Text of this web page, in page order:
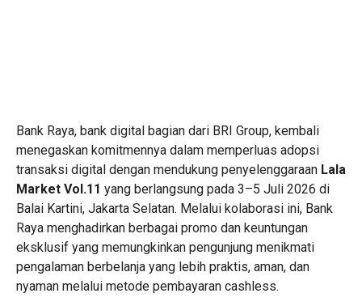
Bank Raya, bank digital bagian dari BRI Group, kembali
menegaskan komitmennya dalam memperluas adopsi
transaksi digital dengan mendukung penyelenggaraan Lala
Market Vol.11 yang berlangsung pada 3–5 Juli 2026 di
Balai Kartini, Jakarta Selatan. Melalui kolaborasi ini, Bank
Raya menghadirkan berbagai promo dan keuntungan
eksklusif yang memungkinkan pengunjung menikmati
pengalaman berbelanja yang lebih praktis, aman, dan
nyaman melalui metode pembayaran cashless.